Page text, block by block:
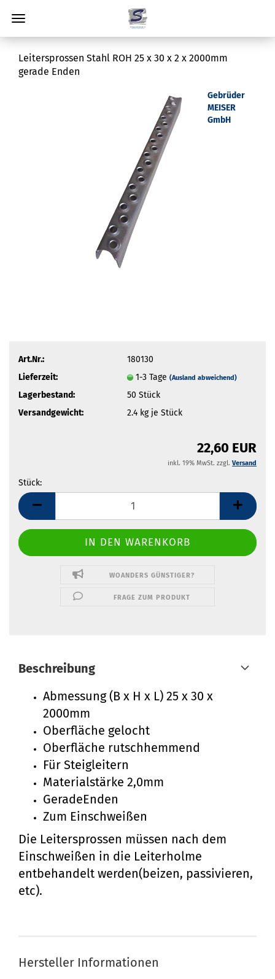
Leitersprossen Stahl ROH 25 x 30 x 2 x 2000mm
gerade Enden
Gebrüder
MEISER
GmbH
Art.Nr.:
180130
Lieferzeit:
1-3 Tage (Ausland abweichend)
Lagerbestand: 50 Stück
Versandgewicht:
2.4kg je Stück
22,60 EUR
inkl. 19% MwSt. zzgl. Versand
Stück:
Stück
WOANDERS GÜNSTIGER?
FRAGE ZUM PRODUKT
Beschreibung
Abmessung (B x H x L) 25 x 30 x
2000mm
Oberfläche gelocht
Oberfläche rutschhemmend
Für Steigleitern
Materialstärke 2,0mm
GeradeEnden
Zum Einschweißen
Die Leitersprossen müssen nach dem
Einschweißen in die Leiterholme
entbehandelt werden(beizen, passivieren,
etc).
Hersteller Informationen